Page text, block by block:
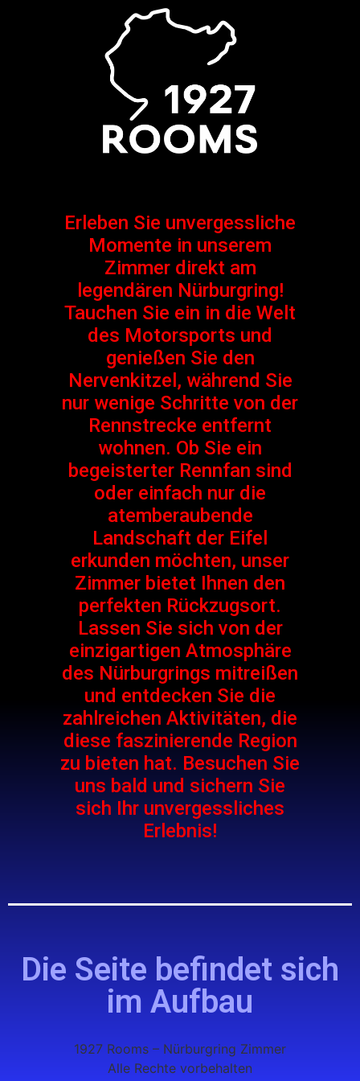
Erleben Sie unvergessliche
Momente in unserem
Zimmer direkt am
legendären Nürburgring!
Tauchen Sie ein in die Welt
des Motorsports und
genießen Sie den
Nervenkitzel, während Sie
nur wenige Schritte von der
Rennstrecke entfernt
wohnen. Ob Sie ein
begeisterter Rennfan sind
oder einfach nur die
atemberaubende
Landschaft der Eifel
erkunden möchten, unser
Zimmer bietet Ihnen den
perfekten Rückzugsort.
Lassen Sie sich von der
einzigartigen Atmosphäre
des Nürburgrings mitreißen
und entdecken Sie die
zahlreichen Aktivitäten, die
diese faszinierende Region
zu bieten hat. Besuchen Sie
uns bald und sichern Sie
sich Ihr unvergessliches
Erlebnis!
Die Seite befindet sich
im Aufbau
1927 Rooms – Nürburgring Zimmer
Alle Rechte vorbehalten